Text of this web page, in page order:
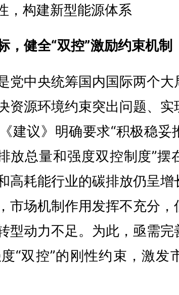
，构建新型能源体系
，健全“双控”激励约束机制
党中央统筹国内国际两个
资源环境约束突出问题、
建议》明确要求“积极稳妥
放总量和强度双控制度”摆
高耗能行业的碳排放仍呈增
市场机制作用发挥不充分，
型动力不足。为此，亟需
“双控”的刚性约束，激发